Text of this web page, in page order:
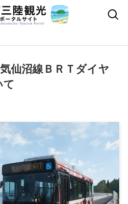
仙沼線ＢＲＴダイヤ
て